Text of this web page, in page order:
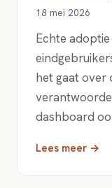
18 mei 2026
Echte
het gaat over
dashboard
Lees meer →